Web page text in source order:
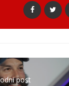
post